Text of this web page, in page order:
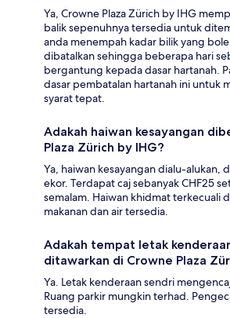
Ya, Crowne Plaza Zürich by IHG
balik sepenuhnya tersedia untuk
anda menempah kadar bilik yang
dibatalkan sehingga beberapa hari
bergantung kepada dasar hartanah.
dasar pembatalan hartanah ini untuk
syarat tepat.
Adakah haiwan kesayangan
Plaza Zürich by IHG?
Ya, haiwan kesayangan dialu-alukan,
ekor. Terdapat caj sebanyak CHF25
semalam. Haiwan khidmat terkecuali
makanan dan air tersedia.
Adakah tempat letak
ditawarkan di Crowne Plaza
Ya. Letak kenderaan sendri
Ruang parkir mungkin terhad.
tersedia.